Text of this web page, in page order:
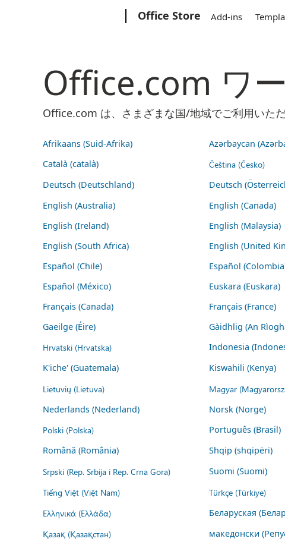
Office Store Add-ins
Office.com ワ
Office.com は、さまざまな国/地域でご利用いた
Afrikaans (Suid-Afrika) Azərbaycan
Català (català)
Čeština (Česko)
Deutsch (Deutschland)
Deutsch
English (Australia) English (Canada)
English (Ireland)
English (Malaysia)
English (South Africa)
English (United
Español (Chile)
Español
Español (México)
Euskara (Euskara)
Français (Canada)
Français (France)
Gaeilge (Éire)
Gàidhlig (An
Hrvatski (Hrvatska) Indonesia
K'iche' (Guatemala)
Kiswahili (Kenya)
Lietuvių (Lietuva) Magyar
Nederlands (Nederland)
Norsk (Norge)
Polski (Polska) Português (Brasil)
Română (România)
Shqip (shqipëri)
Srpski (Rep. Srbija i Rep. Crna Gora) Suomi (Suomi)
Tiếng Việt (Việt Nam) Türkçe (Türkiye)
Ελληνικά (Ελλάδα) Беларуская
Қазақ (Қазақстан) македонски